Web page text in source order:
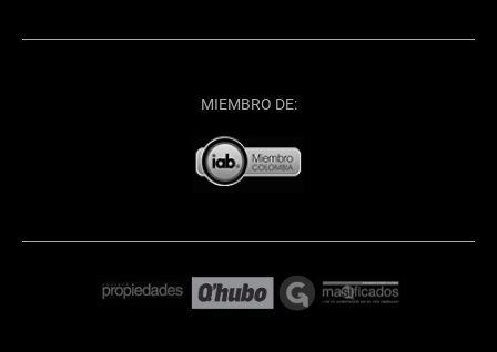
MIEMBRO DE: